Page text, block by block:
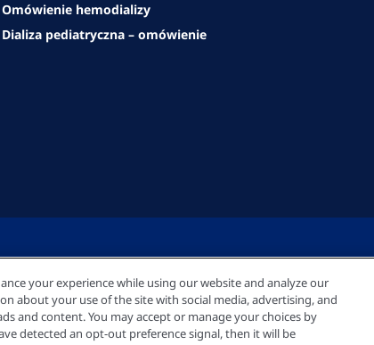
Omówienie hemodializy
Dializa pediatryczna – omówienie
your experience while using our website and analyze our
about your use of the site with social media, advertising, and
and content. You may accept or manage your choices by
detected an opt-out preference signal, then it will be